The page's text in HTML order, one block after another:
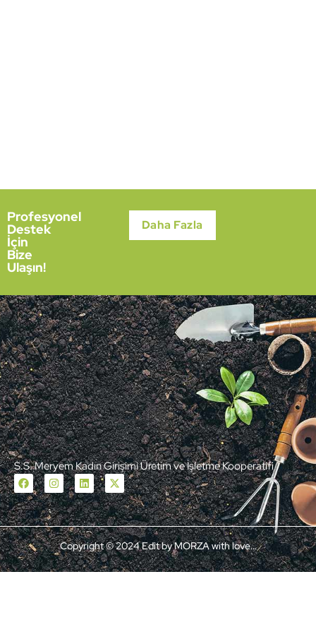
Profesyonel
Destek
İçin
Bize
Ulaşın!
Daha Fazla
S.S. Meryem Kadın Girişimi Üretim ve İşletme Kooperatifi
Copyright © 2024 Edit by MORZA with love…